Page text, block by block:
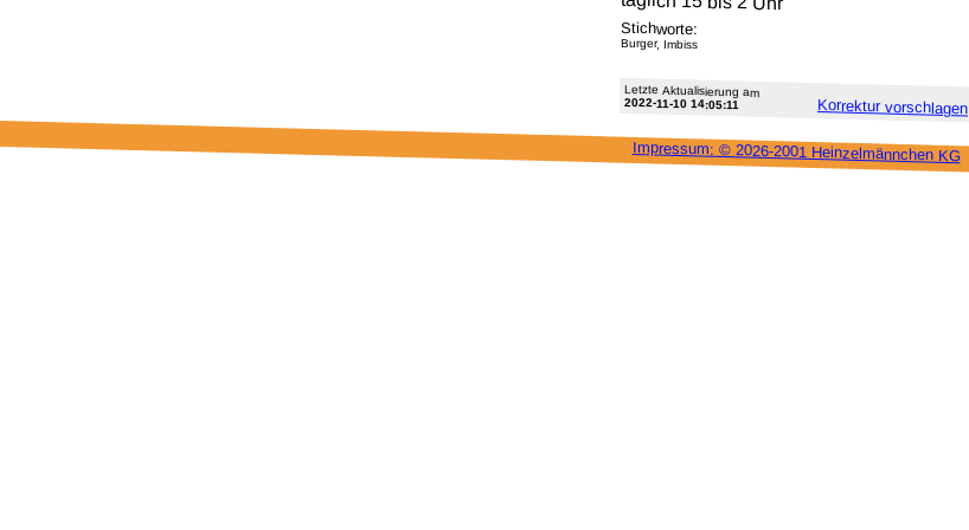
Stichworte:
Burger, Imbiss
Letzte Aktu­alisie­rung am
2022-11-10 14:05:11 Korrektur vor­schlagen
Impressum: © 2026-2001 Heinzel­männchen KG